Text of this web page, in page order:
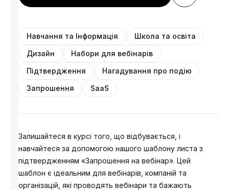
Навчання та Інформація
Школа та освіта
Дизайн
Набори для вебінарів
Підтвердження
Нагадування про подію
Запрошення
SaaS
Залишайтеся в курсі того, що відбувається, і
навчайтеся за допомогою нашого шаблону листа з
підтвердженням «Запрошення на вебінар». Цей
шаблон є ідеальним для вебінарів, компаній та
організацій, які проводять вебінари та бажають